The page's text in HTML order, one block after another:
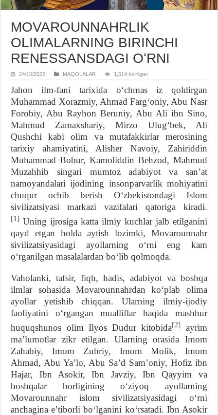
MOVAROUNNAHRLIK
OLIMALARNING BIRINCHI
RЕNЕSSANSDAGI OʻRNI
24/10/2022 MAQOLALAR 1,514 koʻrilgan
Jahon ilm-fani tarixida oʻchmas iz qoldirgan
Muhammad Xorazmiy, Ahmad Fargʻoniy, Abu Nasr
Forobiy, Abu Rayhon Beruniy, Abu Ali ibn Sino,
Mahmud Zamaxshariy, Mirzo Ulugʻbek, Ali
Qushchi kabi olim va mutafakkirlar merosining
tarixiy ahamiyatini, Alisher Navoiy, Zahiriddin
Muhammad Bobur, Kamoliddin Behzod, Mahmud
Muzahhib singari mumtoz adabiyot va sanʼat
namoyandalari ijodining insonparvarlik mohiyatini
chuqur ochib berish Oʻzbekistondagi Islom
sivilizatsiyasi markazi vazifalari qatoriga kiradi.
[1] Uning ijrosiga katta ilmiy kuchlar jalb etilganini
qayd etgan holda aytish lozimki, Movarounnahr
sivilizatsiyasidagi ayollarning oʻrni eng kam
oʻrganilgan masalalardan boʻlib qolmoqda.
Vaholanki, tafsir, fiqh, hadis, adabiyot va boshqa
ilmlar sohasida Movarounnahrdan koʻplab olima
ayollar yetishib chiqqan. Ularning ilmiy-ijodiy
faoliyatini oʻrgangan mualliflar haqida mashhur
huquqshunos olim Ilyos Dudur kitobida[2]
ayrim
maʼlumotlar zikr etilgan. Ularning orasida Imom
Zahabiy, Imom Zuhriy, Imom Molik, Imom
Ahmad, Abu Yaʼlo, Abu Saʼd Samʼoniy, Hofiz ibn
Hajar, Ibn Asokir, Ibn Javziy, Ibn Qayyim va
boshqalar borligining oʻziyoq ayollarning
Movarounnahr islom sivilizatsiyasidagi oʻrni
anchagina eʼtiborli boʻlganini koʻrsatadi. Ibn Asokir